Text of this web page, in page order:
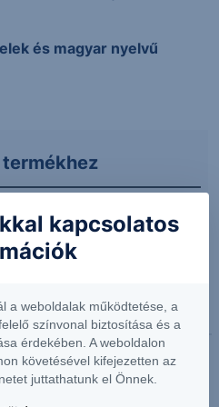
és magyar nyelvű
Balanced Index
potenciál és a...
tartalmazó
kapcsolatos
a weboldalak működtetése, a
színvonal biztosítása és a
érdekében. A weboldalon
követésével kifejezetten az
juttathatunk el Önnek.